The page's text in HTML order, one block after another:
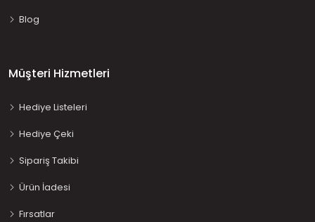
Blog
Müşteri Hizmetleri
Hediye Listeleri
Hediye Çeki
Sipariş Takibi
Ürün İadesi
Fırsatlar